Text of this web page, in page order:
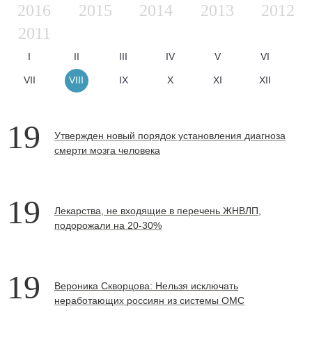
2016
2015 2014 2013
2012
2011
I II III IV V VI
VII VIII IX X XI XII
19
Утвержден новый порядок установления диагноза
смерти мозга человека
19
Лекарства, не входящие в перечень ЖНВЛП,
подорожали на 20-30%
19
Вероника Скворцова: Нельзя исключать
неработающих россиян из системы ОМС